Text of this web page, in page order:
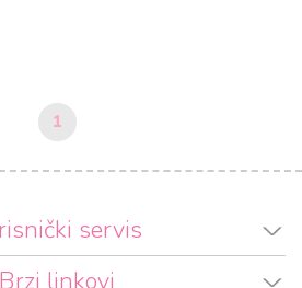
1
servis